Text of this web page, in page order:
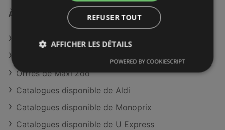
À découvrir aussi
Offres de Maximarché
Offres de Maxi Zoo
Catalogues disponible de Aldi
Catalogues disponible de Monoprix
Catalogues disponible de U Express
REFUSER TOUT
AFFICHER LES DÉTAILS
POWERED BY COOKIESCRIPT